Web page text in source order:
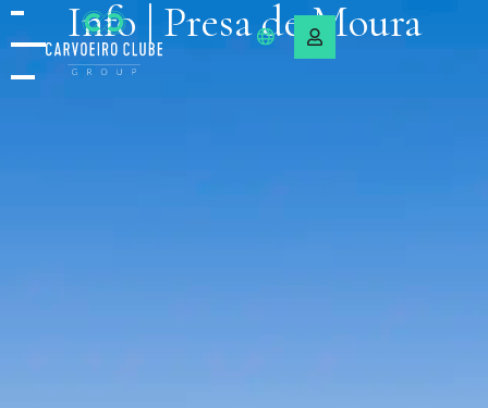
Info | Presa de Moura